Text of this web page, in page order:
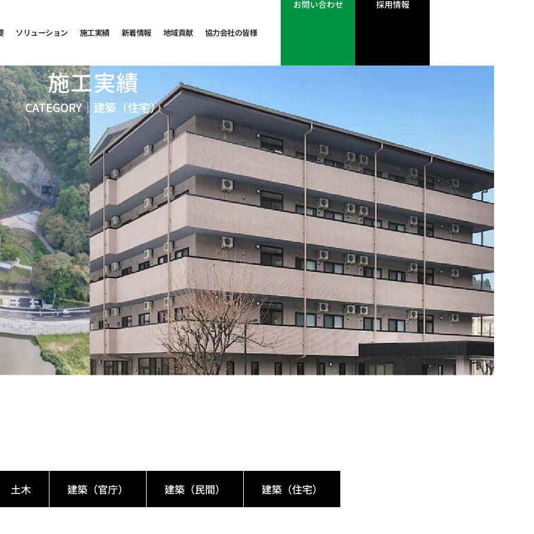
ソリューション 施工実績 新着情報 地域貢献 協力会社の皆様
お問い合わせ 採用情報
施工実績
CATEGORY｜ 建築（住宅）
土木 建築（官庁） 建築（民間） 建築（住宅）